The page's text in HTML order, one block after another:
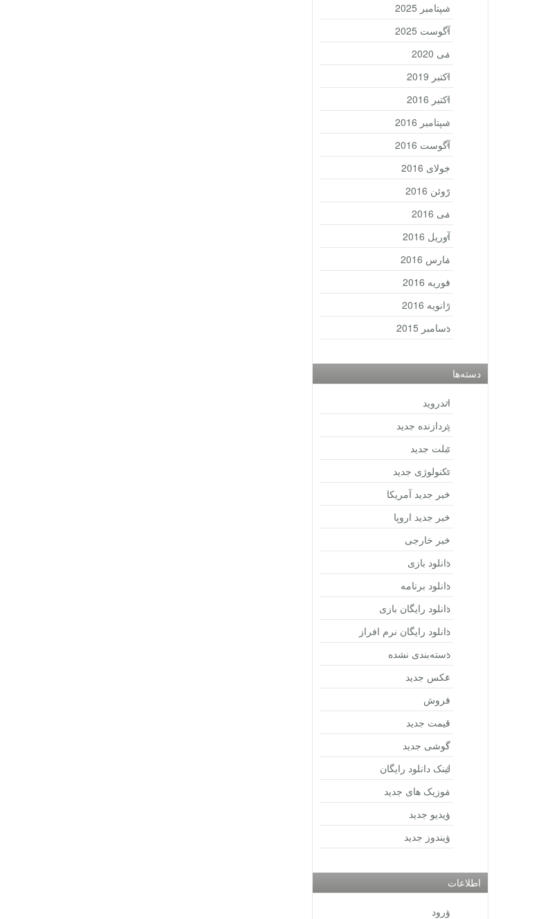
سپتامبر 2025
آگوست 2025
می 2020
اکتبر 2019
اکتبر 2016
سپتامبر 2016
آگوست 2016
جولای 2016
ژوئن 2016
می 2016
آوریل 2016
مارس 2016
فوریه 2016
ژانویه 2016
دسامبر 2015
دسته‌ها
اندروید
پردازنده جدید
تبلت جدید
تکنولوژی جدید
خبر جدید آمریکا
خبر جدید اروپا
خبر خارجی
دانلود بازی
دانلود برنامه
دانلود رایگان بازی
دانلود رایگان نرم افراز
دسته‌بندی نشده
عکس جدید
فروش
قیمت جدید
گوشی جدید
لینک دانلود رایگان
موزیک های جدید
ویدیو جدید
ویندوز جدید
اطلاعات
ورود